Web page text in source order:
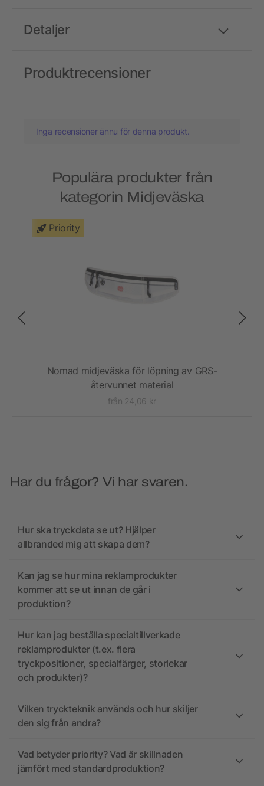
Detaljer
Produktrecensioner
Inga recensioner ännu för denna produkt.
Populära produkter från
kategorin Midjeväska
Priority
Nomad midjeväska för löpning av GRS-
återvunnet material
från 24,06 kr
Har du frågor? Vi har svaren.
Hur ska tryckdata se ut? Hjälper
allbranded mig att skapa dem?
Kan jag se hur mina reklamprodukter
kommer att se ut innan de går i
produktion?
Hur kan jag beställa specialtillverkade
reklamprodukter (t.ex. flera
tryckpositioner, specialfärger, storlekar
och produkter)?
Vilken tryckteknik används och hur skiljer
den sig från andra?
Vad betyder priority? Vad är skillnaden
jämfört med standardproduktion?